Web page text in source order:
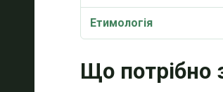
Етимологія
Що потрібно